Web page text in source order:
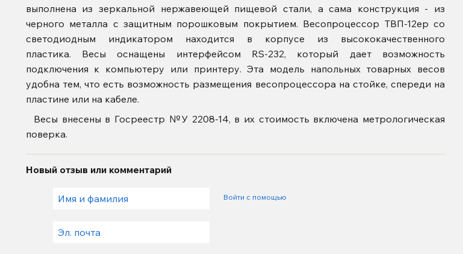
выполнена из зеркальной нержавеющей пищевой стали, а сама конструкция - из
черного металла с защитным порошковым покрытием. Весопроцессор ТВП-12ер со
светодиодным индикатором находится в корпусе из высококачественного
пластика. Весы оснащены интерфейсом RS-232, который дает возможность
подключения к компьютеру или принтеру. Эта модель напольных товарных весов
удобна тем, что есть возможность размещения весопроцессора на стойке, спереди на
пластине или на кабеле.
​ Весы внесены в Госреестр №У 2208-14, в их стоимость включена метрологическая
поверка.
Новый отзыв или комментарий
Войти с помощью